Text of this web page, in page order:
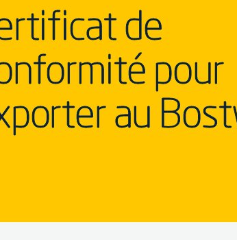
de
pour
au